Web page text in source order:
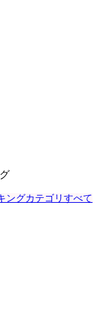
ングカテゴリすべて